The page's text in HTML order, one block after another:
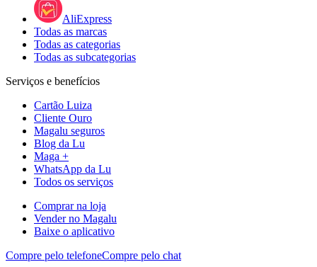
AliExpress
Todas as marcas
Todas as categorias
Todas as subcategorias
Serviços e benefícios
Cartão Luiza
Cliente Ouro
Magalu seguros
Blog da Lu
Maga +
WhatsApp da Lu
Todos os serviços
Comprar na loja
Vender no Magalu
Baixe o aplicativo
Compre pelo telefoneCompre pelo chat